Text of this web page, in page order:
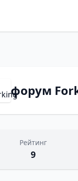
форум
Рейтинг
9